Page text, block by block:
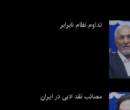
تداوم نظام نابرابر
مصائب نقد ادبی در ایران